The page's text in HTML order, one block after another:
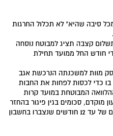
סיבה שהיא" לא תכלול החרגות
קצבה תציג למבוטח נוסחה
חודש החל ממועד תחילת
מוות למשכנתה הנרכשת אגב
בו כדי לכסות לפחות את החבות
המבוטחת במועד קרות
מוקדם, סכומים בגין פיגור בהחזר
ההלוואה המבוטחת וריבית הפיגורים של עד 12 חודשים שנצברו בחשבון